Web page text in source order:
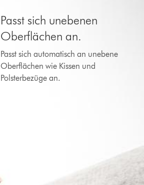
Passt sich unebenen
Oberflächen an.
Passt sich automatisch an unebene
Oberflächen wie Kissen und
Polsterbezüge an.